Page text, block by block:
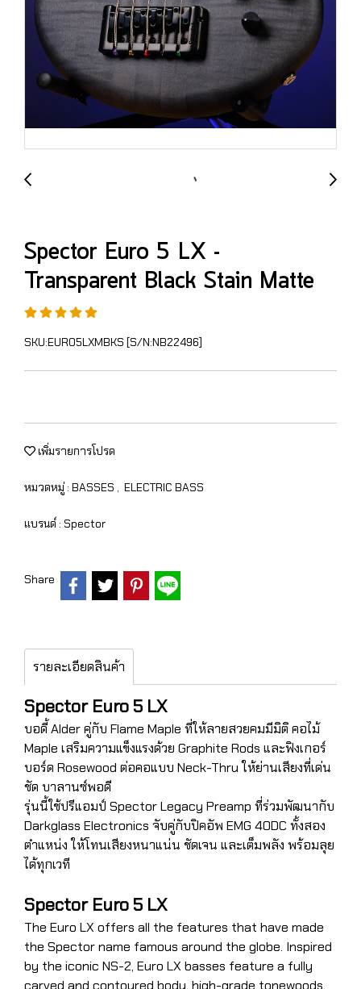
Spector Euro 5 LX -
Transparent Black Stain Matte
SKU:EURO5LXMBKS [S/N:NB22496]
เพิ่มรายการโปรด
หมวดหมู่ : BASSES , ELECTRIC BASS
แบรนด์ : Spector
Share
รายละเอียดสินค้า
Spector Euro 5 LX
บอดี้ Alder คู่กับ Flame Maple ที่ให้ลายสวยคมมีมิติ คอไม้
Maple เสริมความแข็งแรงด้วย Graphite Rods และฟิงเกอร์
บอร์ด Rosewood ต่อคอแบบ Neck-Thru ให้ย่านเสียงที่เด่น
ชัด บาลานซ์พอดี
รุ่นนี้ใช้ปรีแอมป์ Spector Legacy Preamp ที่ร่วมพัฒนากับ
Darkglass Electronics จับคู่กับปิคอัพ EMG 40DC ทั้งสอง
ตำแหน่ง ให้โทนเสียงหนาแน่น ชัดเจน และเต็มพลัง พร้อมลุย
ได้ทุกเวที
Spector Euro 5 LX
The Euro LX offers all the features that have made
the Spector name famous around the globe. Inspired
by the iconic NS-2, Euro LX basses feature a fully
carved and contoured body, high-grade tonewoods,